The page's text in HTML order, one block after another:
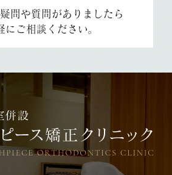
問や質問がありましたら
にご相談ください。